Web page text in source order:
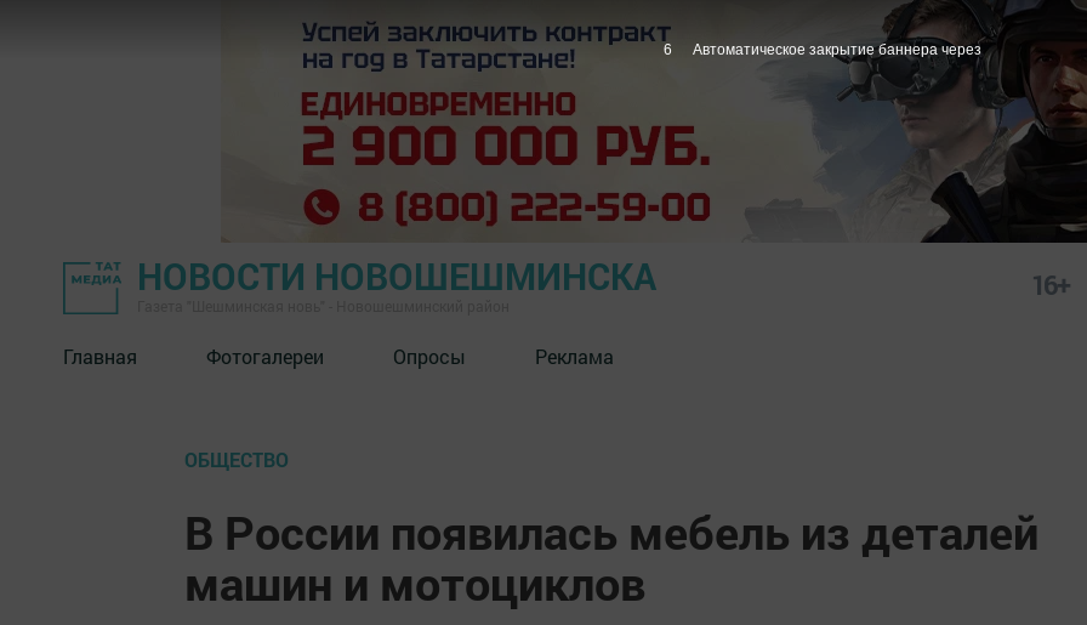
НОВОСТИ НОВОШЕШМИНСКА 16+
Главная Фотогалереи Опросы Реклама
ОБЩЕСТВО
В России появилась мебель из деталей
машин и мотоциклов
5 Автоматическое закрытие баннера через